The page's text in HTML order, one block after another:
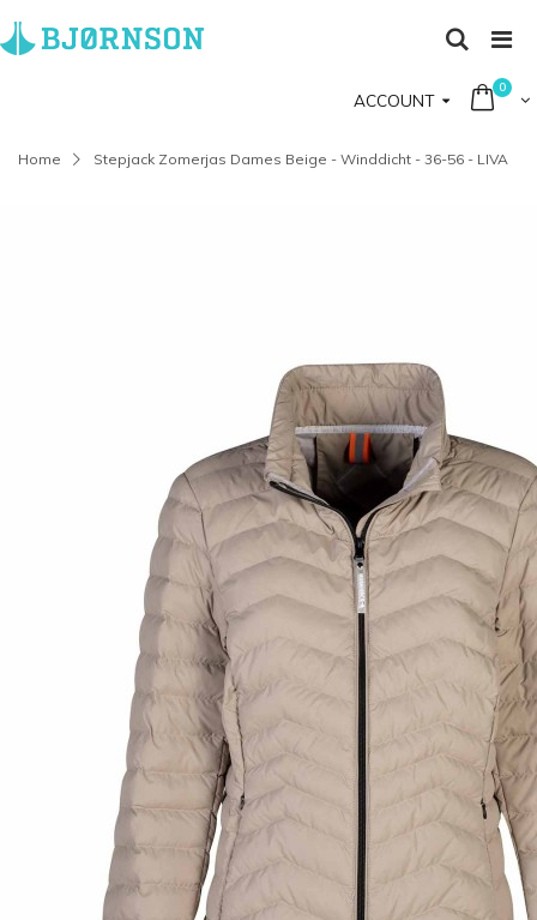
ACCOUNT
0
Home Stepjack Zomerjas Dames Beige - Winddicht - 36-56 - LIVA